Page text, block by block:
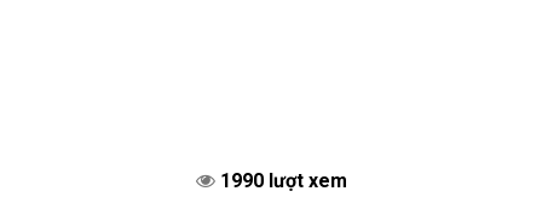
1990 lượt xem